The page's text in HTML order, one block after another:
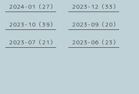
2024-01（27） 2023-12（33）
2023-10（39） 2023-09（20）
2023-07（21） 2023-06（23）